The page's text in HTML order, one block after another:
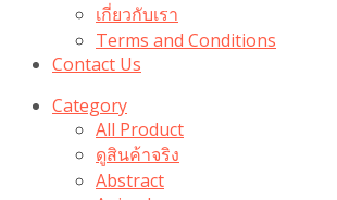
เกี่ยวกับเรา
Terms and Conditions
Contact Us
Category
All Product
ดูสินค้าจริง
Abstract